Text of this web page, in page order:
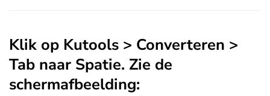
Klik op Kutools > Converteren >
Tab naar Spatie. Zie de
schermafbeelding: